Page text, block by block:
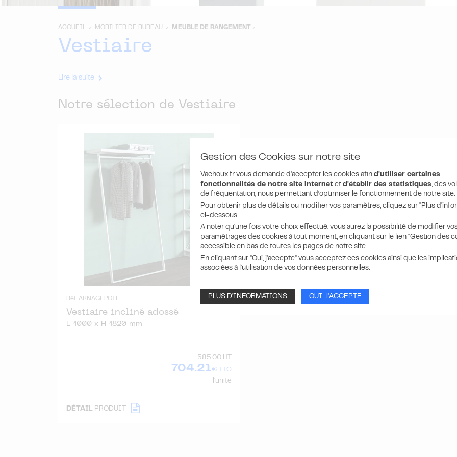
ACCUEIL > MOBILIER DE BUREAU > MEUBLE DE RANGEMENT >
Vestiaire
Lire la suite
Notre sélection de Vestiaire
Réf. ARNAGEPCIT
Vestiaire incliné adossé
L 1000 x H 1820 mm
585.00 HT
704.21€ TTC
l'unité
DÉTAIL PRODUIT
Gestion des Cookies sur notre site
Vachoux.fr vous demande d'accepter les cookies afin d'utiliser certaines
fonctionnalités de notre site internet et d'établir des statistiques, des
de fréquentation, nous permettant d’optimiser le fonctionnement de notre site.
Pour obtenir plus de détails ou modifier vos paramètres, cliquez sur "Plus
ci-dessous.
A noter qu'une fois votre choix effectué, vous aurez la possibilité de modifier
paramétrages des cookies à tout moment, en cliquant sur le lien "Gestion des
accessible en bas de toutes les pages de notre site.
En cliquant sur "Oui, j'accepte" vous acceptez ces cookies ainsi que les
associées à l'utilisation de vos données personnelles.
PLUS D'INFORMATIONS OUI, J'ACCEPTE